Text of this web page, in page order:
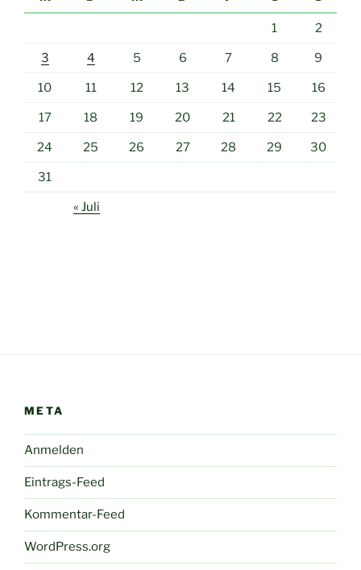
1 2
3 4 5 6 7 8 9
10 11 12 13 14 15 16
17 18 19 20 21 22 23
24 25 26 27 28 29 30
31
« Juli
META
Anmelden
Eintrags-Feed
Kommentar-Feed
WordPress.org